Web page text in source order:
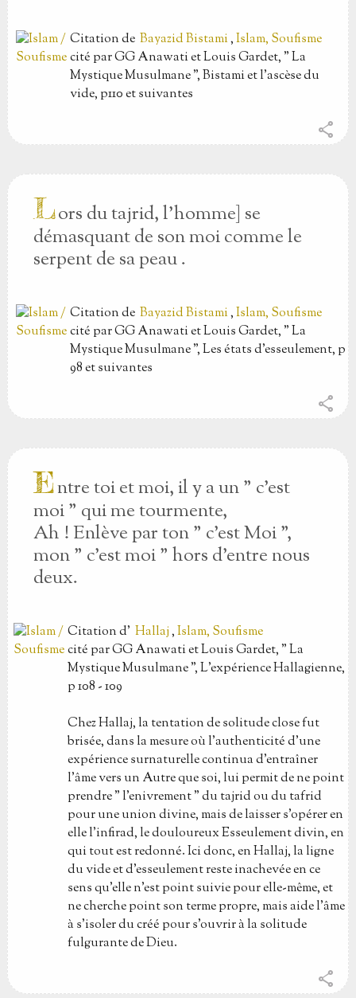
Citationde Bayazid Bistami,Islam, Soufisme
cité par GG Anawati et Louis Gardet, " La
Mystique Musulmane ", Bistami et l'ascèse du
vide, p110 et suivantes
share
Lors du tajrid, l'homme] se
démasquant de son moi comme le
serpent de sa peau .
Citationde Bayazid Bistami,Islam, Soufisme
cité par GG Anawati et Louis Gardet, " La
Mystique Musulmane ", Les états d'esseulement, p
98 et suivantes
share
Entre toi et moi, il y a un " c'est
moi " qui me tourmente,
Ah ! Enlève par ton " c'est Moi ",
mon " c'est moi " hors d'entre nous
deux.
Citationd' Hallaj,Islam, Soufisme
cité par GG Anawati et Louis Gardet, " La
Mystique Musulmane ", L'expérience Hallagienne,
p 108 - 109
Chez Hallaj, la tentation de solitude close fut
brisée, dans la mesure où l'authenticité d'une
expérience surnaturelle continua d'entraîner
l'âme vers un Autre que soi, lui permit de ne point
prendre " l'enivrement " du tajrid ou du tafrid
pour une union divine, mais de laisser s'opérer en
elle l'infirad, le douloureux Esseulement divin, en
qui tout est redonné. Ici donc, en Hallaj, la ligne
du vide et d'esseulement reste inachevée en ce
sens qu'elle n'est point suivie pour elle-même, et
ne cherche point son terme propre, mais aide l'âme
à s'isoler du créé pour s'ouvrir à la solitude
fulgurante de Dieu.
share